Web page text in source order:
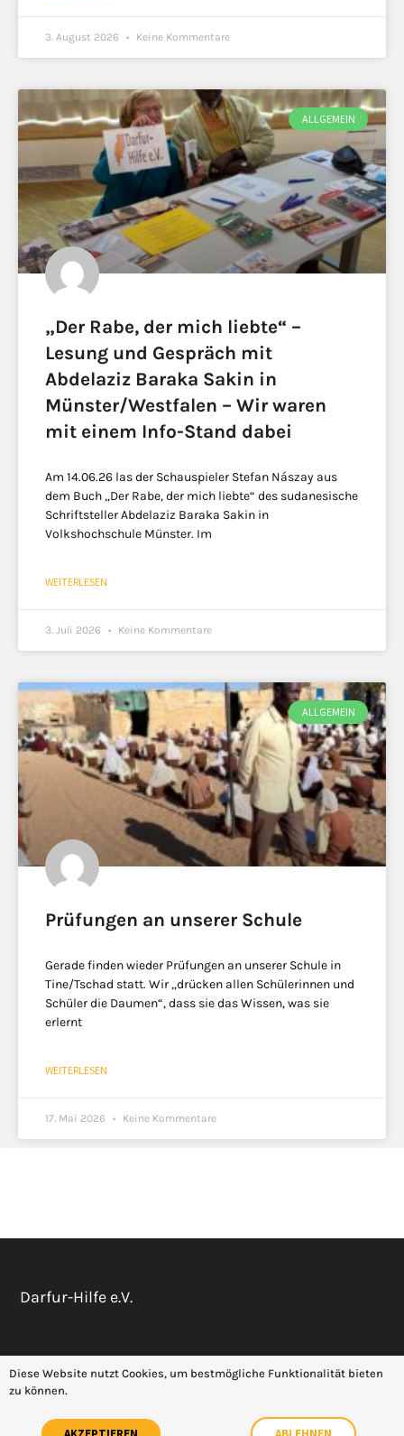
3. August 2026 Keine Kommentare
ALLGEMEIN
„Der Rabe, der mich liebte“ –
Lesung und Gespräch mit
Abdelaziz Baraka Sakin in
Münster/Westfalen – Wir waren
mit einem Info-Stand dabei
Am 14.06.26 las der Schauspieler Stefan Nászay aus
dem Buch „Der Rabe, der mich liebte“ des sudanesische
Schriftsteller Abdelaziz Baraka Sakin in
Volkshochschule Münster. Im
WEITERLESEN
3. Juli 2026 Keine Kommentare
ALLGEMEIN
Prüfungen an unserer Schule
Gerade finden wieder Prüfungen an unserer Schule in
Tine/Tschad statt. Wir „drücken allen Schülerinnen und
Schüler die Daumen“, dass sie das Wissen, was sie
erlernt
WEITERLESEN
17. Mai 2026 Keine Kommentare
Darfur-Hilfe e.V.
Datenschutz Impressum
Diese Website nutzt Cookies, um bestmögliche Funktionalität bieten
zu können.